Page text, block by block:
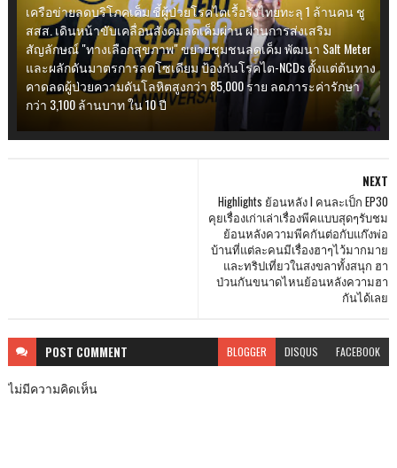
เครือข่ายลดบริโภคเค็ม ชี้ผู้ป่วยโรคไตเรื้อรังไทยทะลุ 1 ล้านคน ชู
สสส. เดินหน้าขับเคลื่อนสังคมลดเค็มผ่าน ผ่านการส่งเสริม
สัญลักษณ์ "ทางเลือกสุขภาพ" ขยายชุมชนลดเค็ม พัฒนา Salt Meter
และผลักดันมาตรการลดโซเดียม ป้องกันโรคไต-NCDs ตั้งแต่ต้นทาง
คาดลดผู้ป่วยความดันโลหิตสูงกว่า 85,000 ราย ลดภาระค่ารักษา
กว่า 3,100 ล้านบาท ใน 10 ปี
NEXT
Highlights ย้อนหลัง l คนละเป็ก EP30
คุยเรื่องเก่าเล่าเรื่องพีคแบบสุดๆรับชม
ย้อนหลังความพีคกันต่อกับแก๊งพ่อ
บ้านที่แต่ละคนมีเรื่องฮาๆไว้มากมาย
และทริปเที่ยวในสงขลาทั้งสนุก ฮา
ป่วนกันขนาดไหนย้อนหลังความฮา
กันได้เลย
POST COMMENT BLOGGER DISQUS FACEBOOK
ไม่มีความคิดเห็น